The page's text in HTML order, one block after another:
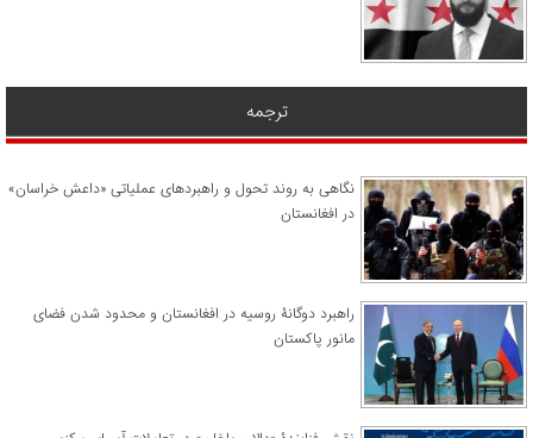
ترجمه
نگاهی به روند تحول و راهبردهای عملیاتی «داعش خراسان»
در افغانستان
راهبرد دوگانۀ روسیه در افغانستان و محدود شدن فضای
مانور پاکستان